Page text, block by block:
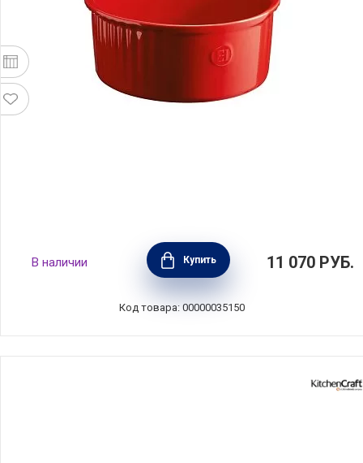
Форма для суфле 23 см, керамика, цвет
гранат, Emile Henry, Франция, 346880
В наличии Купить 11 070 РУБ.
Код товара: 00000035150